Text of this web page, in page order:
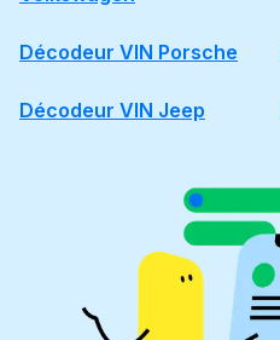
Décodeur VIN Porsche
Décodeur VIN Jeep